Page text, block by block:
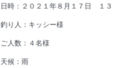
日時：２０２１年８月１７日 １３
釣り人：キッシー様
ご人数：４名様
天候：雨